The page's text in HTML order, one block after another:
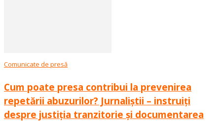
Comunicate de presă
Cum poate presa contribui la prevenirea
repetării abuzurilor? Jurnaliștii – instruiți
despre justiția tranzitorie și documentarea